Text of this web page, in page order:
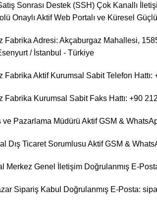
Sonrası Destek (SSH) Çok Kanallı
Onaylı Aktif Web Portalı ve Küresel
Fabrika Adresi: Akçaburgaz Mahallesi,
/ İstanbul - Türkiye
Fabrika Aktif Kurumsal Sabit Telefon Hattı:
Fabrika Kurumsal Sabit Faks Hattı: +90
ve Pazarlama Müdürü Aktif GSM &
Dış Ticaret Sorumlusu Aktif GSM &
Merkez Genel İletişim Doğrulanmış E-
Sipariş Kabul Doğrulanmış E-Posta: